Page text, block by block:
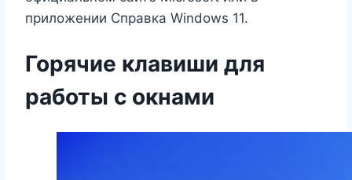
приложении Справка Windows 11.
Горячие клавиши для
работы с окнами